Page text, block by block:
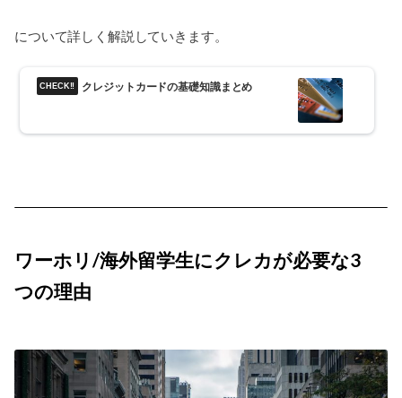
について詳しく解説していきます。
クレジットカードの基礎知識まとめ
ワーホリ/海外留学生にクレカが必要な3
つの理由